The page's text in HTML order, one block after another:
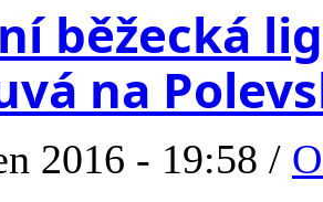
běžecká
na
2016 - 19:58 /